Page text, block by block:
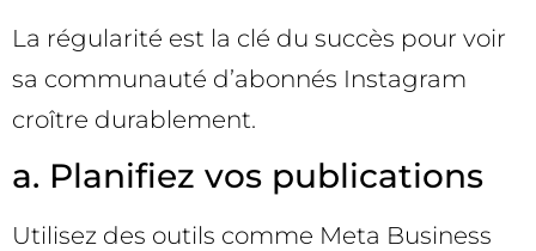
La régularité est la clé du succès pour voir
sa communauté d’abonnés Instagram
croître durablement.
a. Planifiez vos publications
Utilisez des outils comme Meta Business